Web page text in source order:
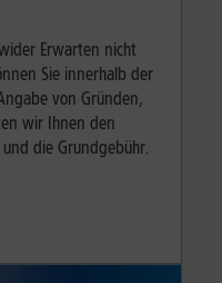
Erwarten nicht
Sie innerhalb der
von Gründen,
wir Ihnen den
die Grundgebühr.